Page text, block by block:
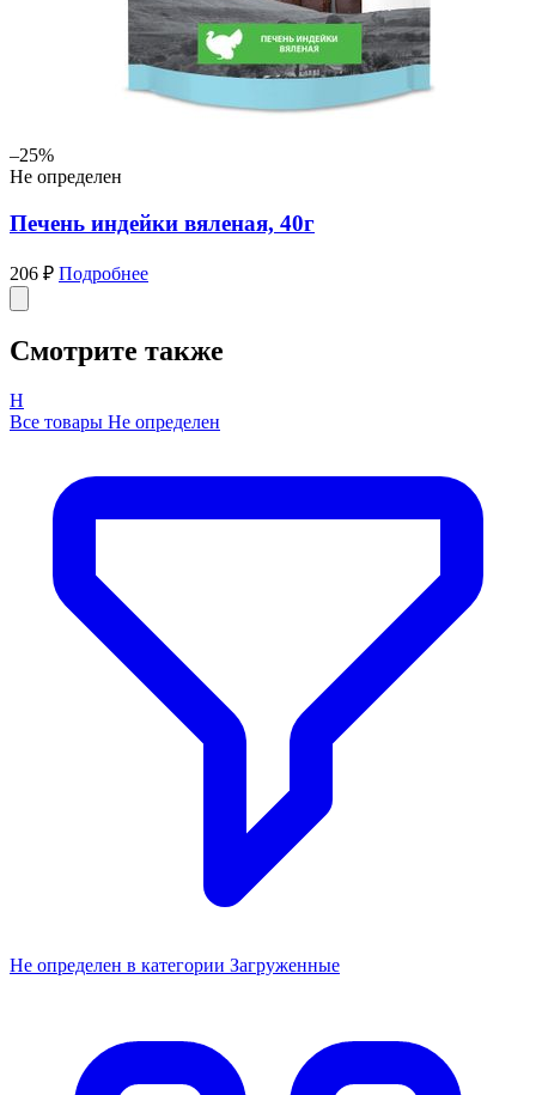
–25%
Не определен
Печень индейки вяленая, 40г
206 ₽ Подробнее
Смотрите также
Н
Все товары Не определен
Не определен в категории Загруженные